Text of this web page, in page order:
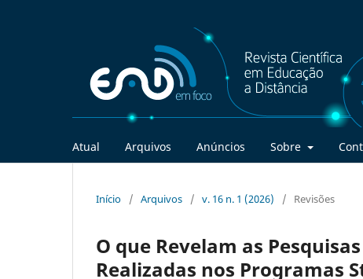
Atual Arquivos Anúncios Sobre
Início / Arquivos / v. 16 n. 1 (2026) / Revisões
O que Revelam as
Realizadas nos Programas